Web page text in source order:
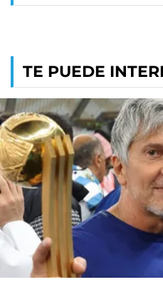
TE PUEDE